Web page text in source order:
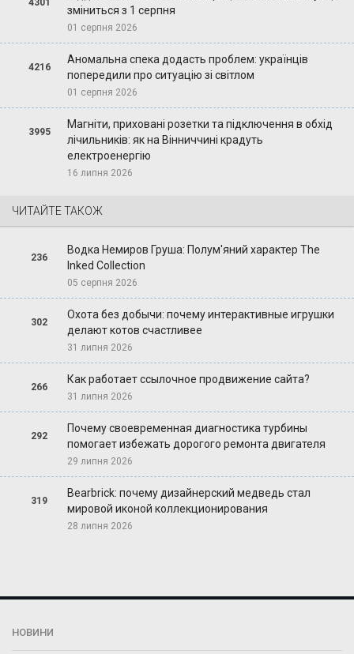
4301
зміниться з 1 серпня
01 серпня 2026
4216
Аномальна спека додасть проблем: українців
попередили про ситуацію зі світлом
01 серпня 2026
3995
Магніти, приховані розетки та підключення в обхід
лічильників: як на Вінниччині крадуть
електроенергію
16 липня 2026
ЧИТАЙТЕ ТАКОЖ
236
Водка Немиров Груша: Полум'яний характер The
Inked Collection
05 серпня 2026
302
Охота без добычи: почему интерактивные игрушки
делают котов счастливее
31 липня 2026
266
Как работает ссылочное продвижение сайта?
31 липня 2026
292
Почему своевременная диагностика турбины
помогает избежать дорогого ремонта двигателя
29 липня 2026
319
Bearbrick: почему дизайнерский медведь стал
мировой иконой коллекционирования
28 липня 2026
НОВИНИ